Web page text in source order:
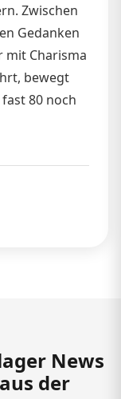
Zwischen
Gedanken
mit Charisma
bewegt
80 noch
News
der